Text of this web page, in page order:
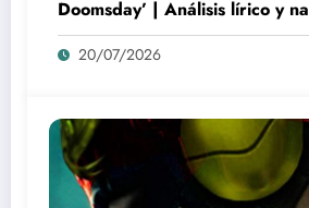
Doomsday’ | Análisis lírico y
nuevo Vengadores: Doomsday
20/07/2026